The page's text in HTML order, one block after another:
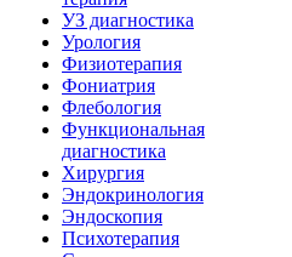
УЗ диагностика
Урология
Физиотерапия
Фониатрия
Флебология
Функциональная
диагностика
Хирургия
Эндокринология
Эндоскопия
Психотерапия